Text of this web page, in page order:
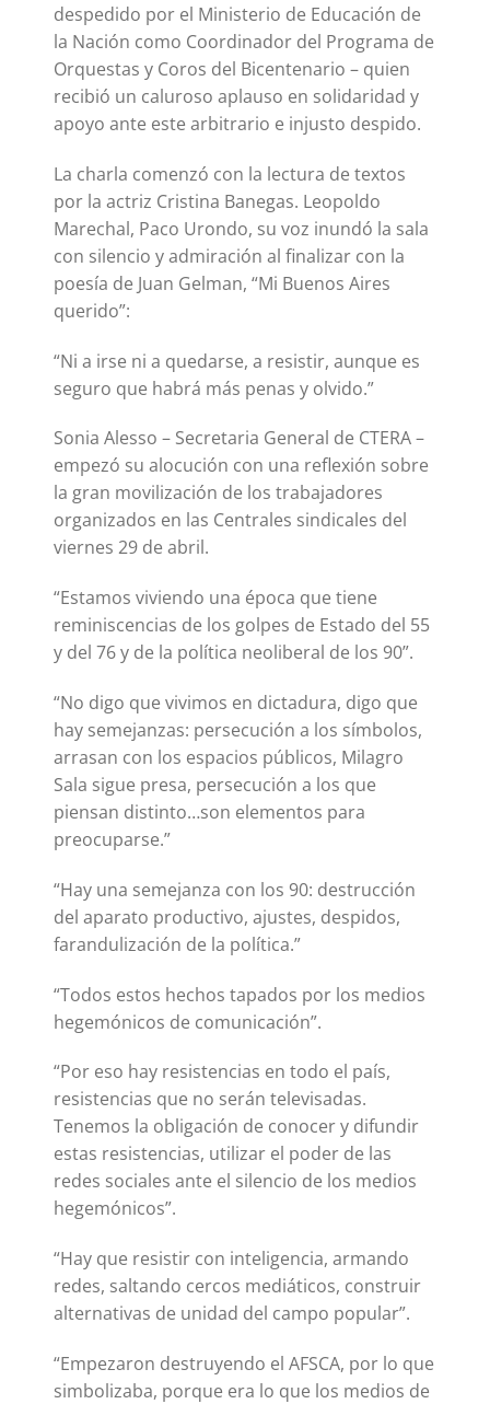
despedido por el Ministerio de Educación de
la Nación como Coordinador del Programa de
Orquestas y Coros del Bicentenario – quien
recibió un caluroso aplauso en solidaridad y
apoyo ante este arbitrario e injusto despido.
La charla comenzó con la lectura de textos
por la actriz Cristina Banegas. Leopoldo
Marechal, Paco Urondo, su voz inundó la sala
con silencio y admiración al finalizar con la
poesía de Juan Gelman, “Mi Buenos Aires
querido”:
“Ni a irse ni a quedarse, a resistir, aunque es
seguro que habrá más penas y olvido.”
Sonia Alesso – Secretaria General de CTERA –
empezó su alocución con una reflexión sobre
la gran movilización de los trabajadores
organizados en las Centrales sindicales del
viernes 29 de abril.
“Estamos viviendo una época que tiene
reminiscencias de los golpes de Estado del 55
y del 76 y de la política neoliberal de los 90”.
“No digo que vivimos en dictadura, digo que
hay semejanzas: persecución a los símbolos,
arrasan con los espacios públicos, Milagro
Sala sigue presa, persecución a los que
piensan distinto…son elementos para
preocuparse.”
“Hay una semejanza con los 90: destrucción
del aparato productivo, ajustes, despidos,
farandulización de la política.”
“Todos estos hechos tapados por los medios
hegemónicos de comunicación”.
“Por eso hay resistencias en todo el país,
resistencias que no serán televisadas.
Tenemos la obligación de conocer y difundir
estas resistencias, utilizar el poder de las
redes sociales ante el silencio de los medios
hegemónicos”.
“Hay que resistir con inteligencia, armando
redes, saltando cercos mediáticos, construir
alternativas de unidad del campo popular”.
“Empezaron destruyendo el AFSCA, por lo que
simbolizaba, porque era lo que los medios de